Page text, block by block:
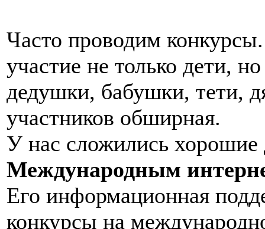
Часто проводим
участие не только дети,
дедушки, бабушки, тети,
участников обширная.
У нас сложились
Международным
Его информационная
конкурсы на